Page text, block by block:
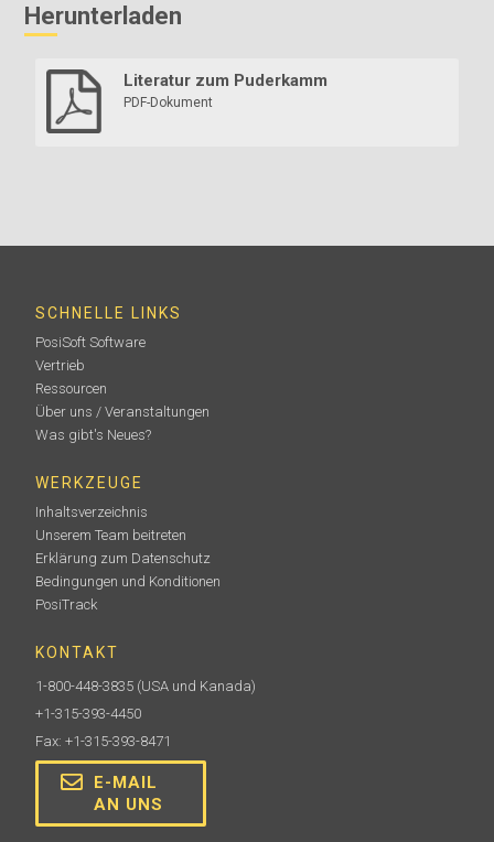
Herunterladen
Literatur zum Puderkamm
PDF-Dokument
SCHNELLE LINKS
PosiSoft Software
Vertrieb
Ressourcen
Über uns / Veranstaltungen
Was gibt's Neues?
WERKZEUGE
Inhaltsverzeichnis
Unserem Team beitreten
Erklärung zum Datenschutz
Bedingungen und Konditionen
PosiTrack
KONTAKT
1-800-448-3835 (USA und Kanada)
+1-315-393-4450
Fax: +1-315-393-8471
E-MAIL
AN UNS